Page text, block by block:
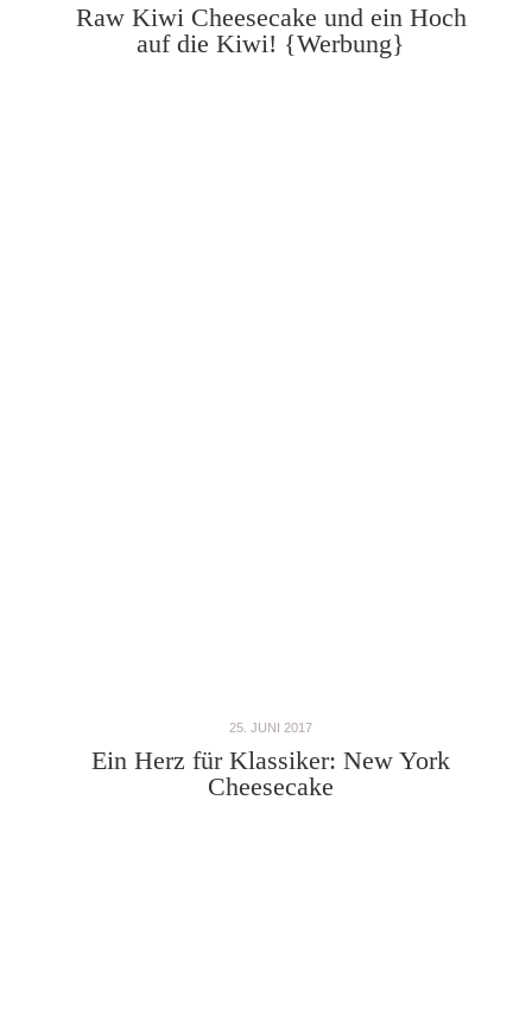
Raw Kiwi Cheesecake und ein Hoch
auf die Kiwi! {Werbung}
25. JUNI 2017
Ein Herz für Klassiker: New York
Cheesecake